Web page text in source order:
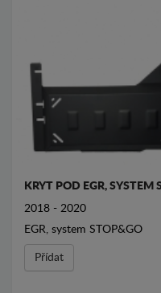
KRYT POD EGR,
2018 - 2020
EGR, system STOP&GO
Přídat